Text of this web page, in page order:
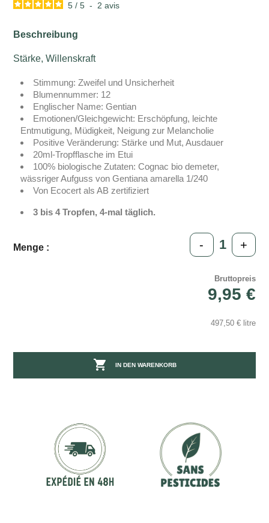
5 / 5 - 2avis
Beschreibung
Stärke, Willenskraft
Stimmung: Zweifel und Unsicherheit
Blumennummer: 12
Englischer Name: Gentian
Emotionen/Gleichgewicht: Erschöpfung, leichte
Entmutigung, Müdigkeit, Neigung zur Melancholie
Positive Veränderung: Stärke und Mut, Ausdauer
20ml-Tropfflasche im Etui
100% biologische Zutaten: Cognac bio demeter,
wässriger Aufguss von Gentiana amarella 1/240
Von Ecocert als AB zertifiziert
3 bis 4 Tropfen, 4-mal täglich.
Menge : - +
Bruttopreis
9,95 €
497,50 € litre
 IN DEN WARENKORB